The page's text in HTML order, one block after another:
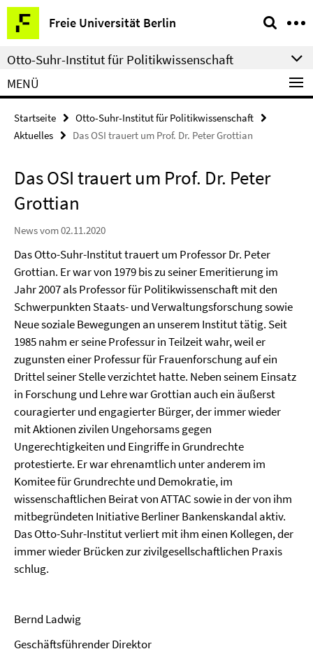
Springe
direkt
zu
Inhalt
Freie Universität Berlin
Service-
Navigation
Otto-Suhr-Institut für Politikwissenschaft
MENÜ
Startseite
Otto-Suhr-Institut für Politikwissenschaft
Aktuelles
Das OSI trauert um Prof. Dr. Peter Grottian
Das OSI trauert um Prof. Dr. Peter
Grottian
News vom 02.11.2020
Das Otto-Suhr-Institut trauert um Professor Dr. Peter
Grottian. Er war von 1979 bis zu seiner Emeritierung im
Jahr 2007 als Professor für Politikwissenschaft mit den
Schwerpunkten Staats- und Verwaltungsforschung sowie
Neue soziale Bewegungen an unserem Institut tätig. Seit
1985 nahm er seine Professur in Teilzeit wahr, weil er
zugunsten einer Professur für Frauenforschung auf ein
Drittel seiner Stelle verzichtet hatte. Neben seinem Einsatz
in Forschung und Lehre war Grottian auch ein äußerst
couragierter und engagierter Bürger, der immer wieder
mit Aktionen zivilen Ungehorsams gegen
Ungerechtigkeiten und Eingriffe in Grundrechte
protestierte. Er war ehrenamtlich unter anderem im
Komitee für Grundrechte und Demokratie, im
wissenschaftlichen Beirat von ATTAC sowie in der von ihm
mitbegründeten Initiative Berliner Bankenskandal aktiv.
Das Otto-Suhr-Institut verliert mit ihm einen Kollegen, der
immer wieder Brücken zur zivilgesellschaftlichen Praxis
schlug.
Bernd Ladwig
Geschäftsführender Direktor